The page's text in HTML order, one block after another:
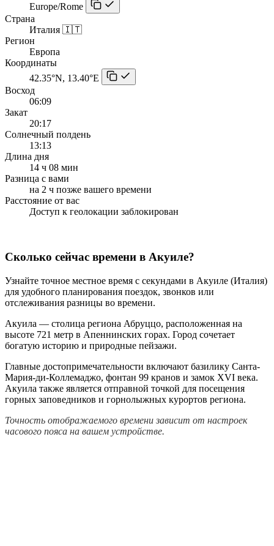
Europe/Rome
Страна
Италия 🇮🇹
Регион
Европа
Координаты
42.35°N, 13.40°E
Восход
06:09
Закат
20:17
Солнечный полдень
13:13
Длина дня
14 ч 08 мин
Разница с вами
на 2 ч позже вашего времени
Расстояние от вас
Доступ к геолокации заблокирован
Сколько сейчас времени в Акуиле?
Узнайте точное местное время с секундами в Акуиле (Италия)
для удобного планирования поездок, звонков или
отслеживания разницы во времени.
Акуила — столица региона Абруццо, расположенная на
высоте 721 метр в Апеннинских горах. Город сочетает
богатую историю и природные пейзажи.
Главные достопримечательности включают базилику Санта-
Мария-ди-Коллемаджо, фонтан 99 кранов и замок XVI века.
Акуила также является отправной точкой для посещения
горных заповедников и горнолыжных курортов региона.
Точность отображаемого времени зависит от настроек
часового пояса на вашем устройстве.